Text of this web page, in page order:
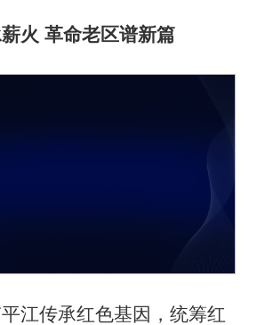
火 革命老区谱新篇
江传承红色基因，统筹红